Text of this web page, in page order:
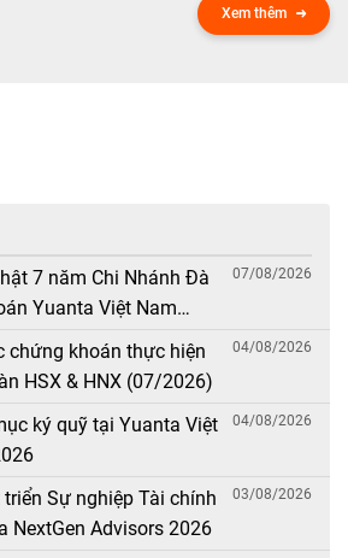
Xem thêm
7 năm Chi Nhánh Đà
Yuanta Việt Nam
2026)
07/08/2026
chứng khoán thực hiện
HSX & HNX (07/2026)
04/08/2026
ký quỹ tại Yuanta Việt
04/08/2026
Sự nghiệp Tài chính
NextGen Advisors 2026
03/08/2026